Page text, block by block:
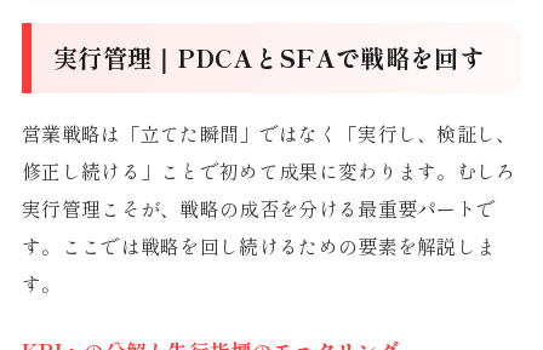
実行管理｜PDCAとSFAで戦略を回す
営業戦略は「立てた瞬間」ではなく「実行し、検証し、
修正し続ける」ことで初めて成果に変わります。むしろ
実行管理こそが、戦略の成否を分ける最重要パートで
す。ここでは戦略を回し続けるための要素を解説しま
す。